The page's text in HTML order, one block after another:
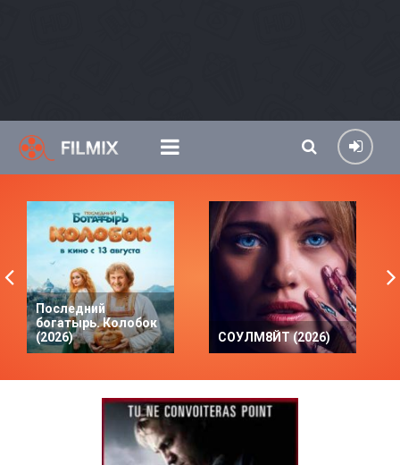
Последний
богатырь. Колобок
(2026)
СОУЛМ8ЙТ (2026)